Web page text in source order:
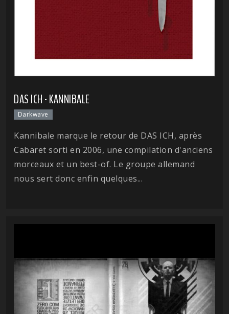
DAS ICH - KANNIBALE
Darkwave
Kannibale marque le retour de DAS ICH, après
Cabaret sorti en 2006, une compilation d'anciens
morceaux et un best-of. Le groupe allemand
nous sert donc enfin quelques...